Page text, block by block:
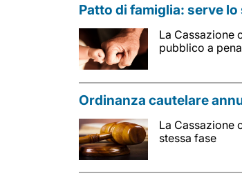
Patto di famiglia: serve
La Cassazione
pubblico a
Ordinanza cautelare
La Cassazione
stessa fase